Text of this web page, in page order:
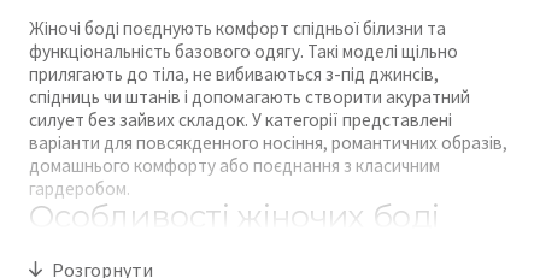
Жіночі боді поєднують комфорт спідньої білизни та
функціональність базового одягу. Такі моделі щільно
прилягають до тіла, не вибиваються з-під джинсів,
спідниць чи штанів і допомагають створити акуратний
силует без зайвих складок. У категорії представлені
варіанти для повсякденного носіння, романтичних образів,
домашнього комфорту або поєднання з класичним
гардеробом.
Особливості жіночих боді
Розгорнути